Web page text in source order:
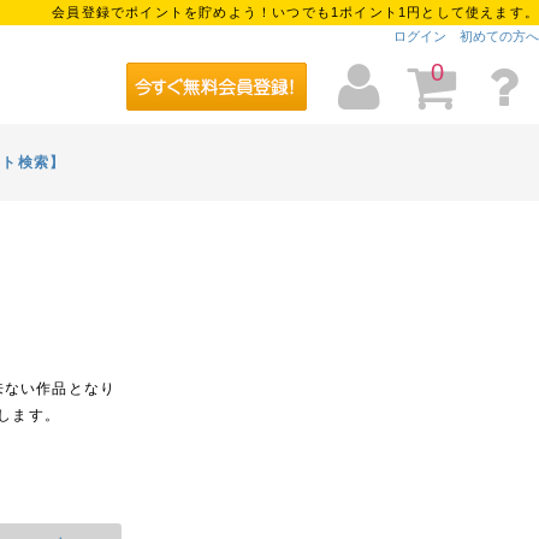
会員登録でポイントを貯めよう！いつでも1ポイント1円として使えます。
ログイン
初めての方へ
0
検索】
い作品となり
ます。